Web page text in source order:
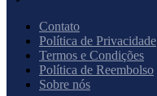
Contato
Política de Privacidade
Termos e Condições
Política de Reembolso
Sobre nós